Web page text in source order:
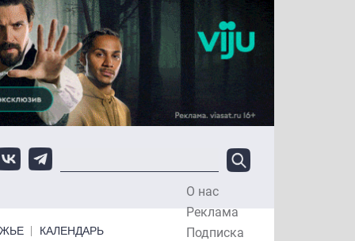
О нас
Реклама
Подписка
КАЛЕНДАРЬ